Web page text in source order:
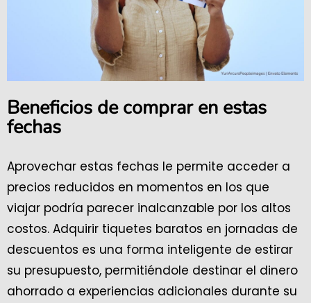
Beneficios de comprar en estas
fechas
Aprovechar estas fechas le permite acceder a
precios reducidos en momentos en los que
viajar podría parecer inalcanzable por los altos
costos. Adquirir tiquetes baratos en jornadas de
descuentos es una forma inteligente de estirar
su presupuesto, permitiéndole destinar el dinero
ahorrado a experiencias adicionales durante su